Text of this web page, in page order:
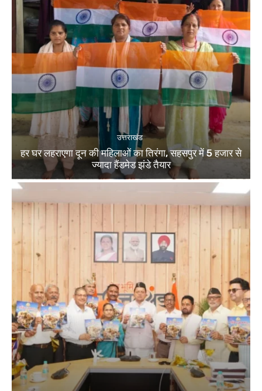
उत्तराखंड
हर घर लहराएगा दून की महिलाओं का तिरंगा, सहसपुर में 5 हजार से
ज्यादा हैंडमेड झंडे तैयार